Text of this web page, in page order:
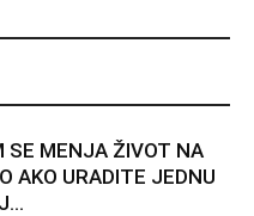
SE MENJA ŽIVOT NA
AKO URADITE JEDNU